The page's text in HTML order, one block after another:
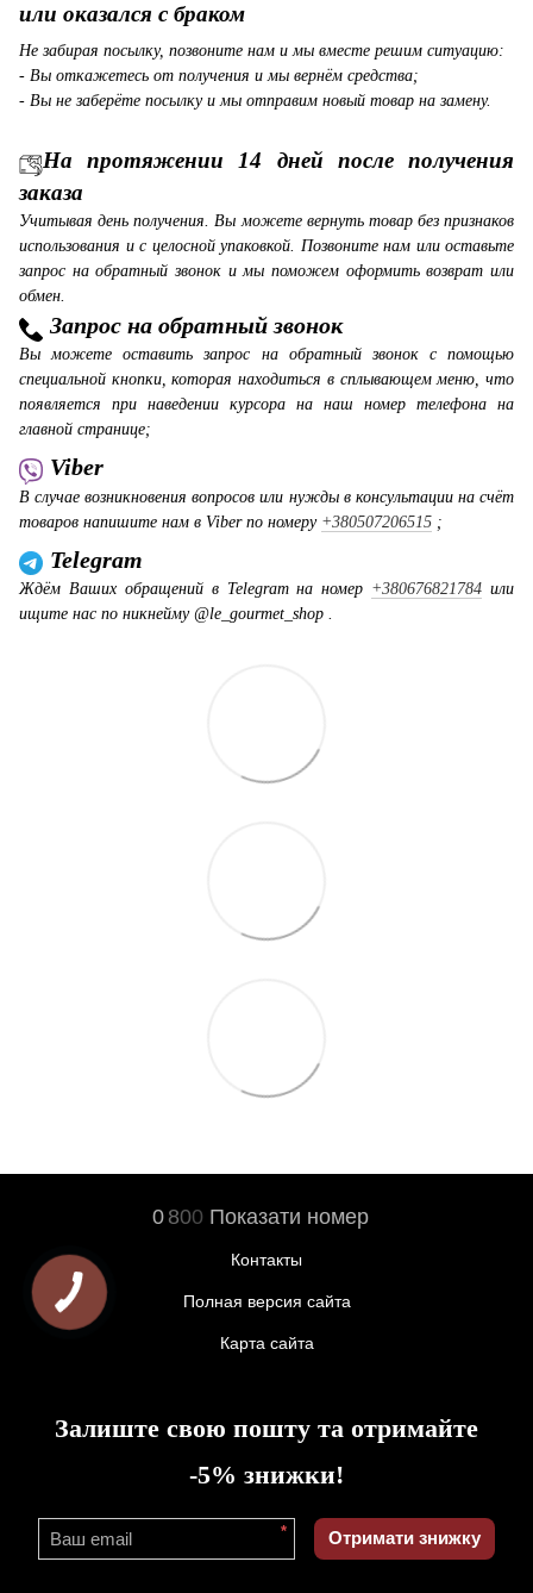
или оказался с браком
Не забирая посылку, позвоните нам и мы вместе решим ситуацию:
- Вы откажетесь от получения и мы вернём средства;
- Вы не заберёте посылку и мы отправим новый товар на замену.
На протяжении 14 дней после получения
заказа
Учитывая день получения. Вы можете вернуть товар без признаков
использования и с целосной упаковкой. Позвоните нам или оставьте
запрос на обратный звонок и мы поможем оформить возврат или
обмен.
Запрос на обратный звонок
Вы можете оставить запрос на обратный звонок с помощью
специальной кнопки, которая находиться в сплывающем меню, что
появляется при наведении курсора на наш номер телефона на
главной странице;
Viber
В случае возникновения вопросов или нужды в консультации на счёт
товаров напишите нам в Viber по номеру +380507206515 ;
Telegram
Ждём Ваших обращений в Telegram на номер +380676821784 или
ищите нас по никнейму @le_gourmet_shop .
0 800 Показати номер
Контакты
Полная версия сайта
Карта сайта
Залиште свою пошту та отримайте
-5% знижки!
* Отримати знижку